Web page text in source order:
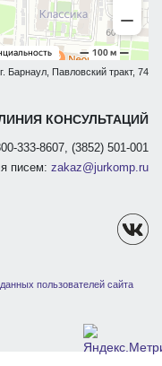
г. Барнаул, Павловский тракт, 74
КОНСУЛЬТАЦИЙ
333-8607, (3852) 501-001
писем: zakaz@jurkomp.ru
пользователей сайта